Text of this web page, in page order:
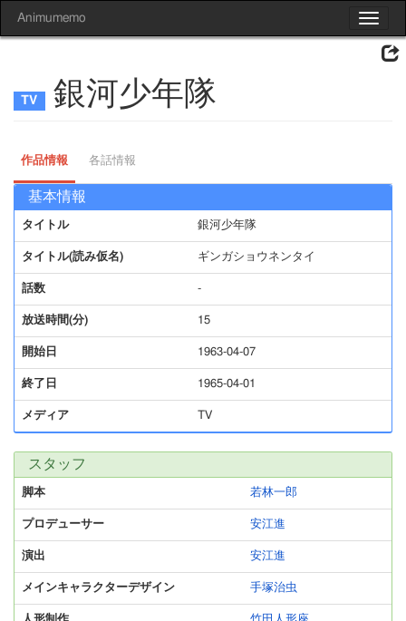
Toggle
Animumemo
銀河少年隊
作品情報 各話情報
基本情報
タイトル 銀河少年隊
タイトル(読み仮名) ギンガショウネンタイ
話数 -
放送時間(分) 15
開始日 1963-04-07
終了日 1965-04-01
メディア TV
スタッフ
脚本 若林一郎
プロデューサー 安江進
演出 安江進
メインキャラクターデザイン 手塚治虫